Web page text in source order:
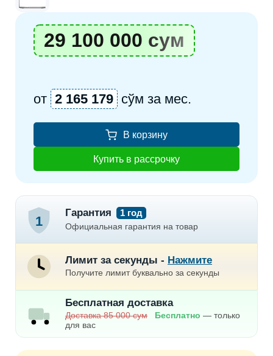
29 100 000 сум
от 2 165 179 сўм за мес.
В корзину
Купить в рассрочку
1
Гарантия 1 год
Официальная гарантия на товар
Лимит за секунды - Нажмите
Получите лимит буквально за секунды
Бесплатная доставка
Доставка 85 000 сум Бесплатно — только
для вас